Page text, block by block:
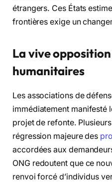
étrangers. Ces États
frontières exige un
La vive
humanitaires
Les associations de
immédiatement manifesté
projet de refonte.
régression majeure des
accordées aux
ONG redoutent que ce
renvoi forcé d’individus